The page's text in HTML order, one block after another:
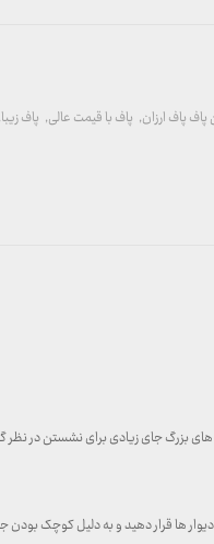
پاف پاف ارزان, پاف با قیمت عالی, پاف زیبا
بزرگ جای زیادی برای نشستن در
ها قرار دهید و به دلیل کوچک بودن